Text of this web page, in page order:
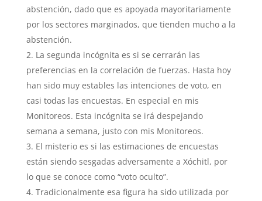
abstención, dado que es apoyada mayoritariamente
por los sectores marginados, que tienden mucho a la
abstención.
La segunda incógnita es si se cerrarán las
preferencias en la correlación de fuerzas. Hasta hoy
han sido muy estables las intenciones de voto, en
casi todas las encuestas. En especial en mis
Monitoreos. Esta incógnita se irá despejando
semana a semana, justo con mis Monitoreos.
El misterio es si las estimaciones de encuestas
están siendo sesgadas adversamente a Xóchitl, por
lo que se conoce como “voto oculto”.
Tradicionalmente esa figura ha sido utilizada por